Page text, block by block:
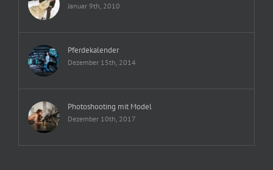
Januar 9th, 2010
Pferdekalender
Dezember 15th, 2014
Photoshooting mit Model
Dezember 10th, 2017